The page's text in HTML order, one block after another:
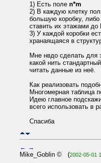
1) Есть поле n*m
2) В каждую клетку
большую коробку,
ставить их этажами до
3) У каждой коробки
хранаящаяся в
Мне нвдо сделать для
какой нить
читать данные из неё.
Как реализовать
Многомерная таблица
Идею главное
всего использовать в
Спасиба
← →
Mike_Goblin © (2002-05-01